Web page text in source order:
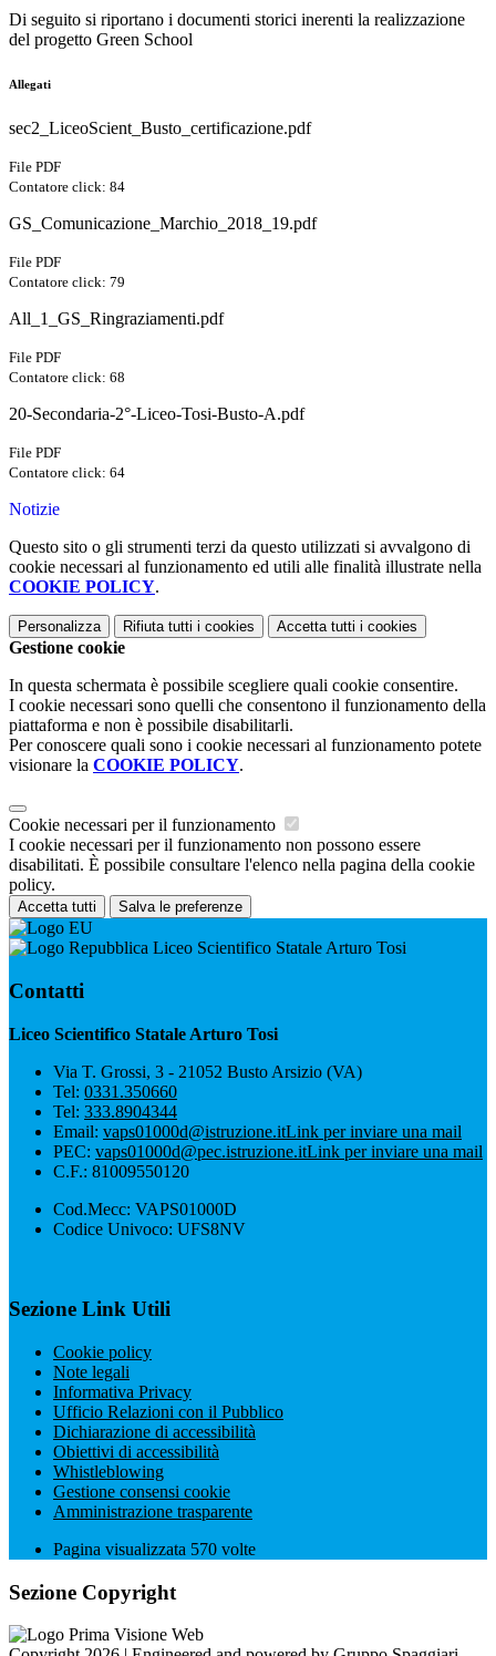
Di seguito si riportano i documenti storici inerenti la realizzazione
del progetto Green School
Allegati
sec2_LiceoScient_Busto_certificazione.pdf
File PDF
Contatore click: 84
GS_Comunicazione_Marchio_2018_19.pdf
File PDF
Contatore click: 79
All_1_GS_Ringraziamenti.pdf
File PDF
Contatore click: 68
20-Secondaria-2°-Liceo-Tosi-Busto-A.pdf
File PDF
Contatore click: 64
Notizie
Questo sito o gli strumenti terzi da questo utilizzati si avvalgono di
cookie necessari al funzionamento ed utili alle finalità illustrate nella
COOKIE POLICY.
Personalizza Rifiuta tutti i cookies Accetta tutti i cookies
Gestione cookie
In questa schermata è possibile scegliere quali cookie consentire.
I cookie necessari sono quelli che consentono il funzionamento della
piattaforma e non è possibile disabilitarli.
Per conoscere quali sono i cookie necessari al funzionamento potete
visionare la COOKIE POLICY.
Cookie necessari per il funzionamento
I cookie necessari per il funzionamento non possono essere
disabilitati. È possibile consultare l'elenco nella pagina della cookie
policy.
Accetta tutti Salva le preferenze
Liceo Scientifico Statale Arturo Tosi
Contatti
Liceo Scientifico Statale Arturo Tosi
Via T. Grossi, 3 - 21052 Busto Arsizio (VA)
Tel: 0331.350660
Tel: 333.8904344
Email: vaps01000d@istruzione.itLink per inviare una mail
PEC: vaps01000d@pec.istruzione.itLink per inviare una mail
C.F.: 81009550120
Cod.Mecc: VAPS01000D
Codice Univoco: UFS8NV
Sezione Link Utili
Cookie policy
Note legali
Informativa Privacy
Ufficio Relazioni con il Pubblico
Dichiarazione di accessibilità
Obiettivi di accessibilità
Whistleblowing
Gestione consensi cookie
Amministrazione trasparente
Pagina visualizzata 570 volte
Sezione Copyright